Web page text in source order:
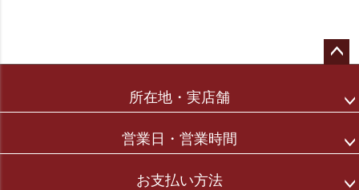
所在地・実店舗
営業日・営業時間
お支払い方法